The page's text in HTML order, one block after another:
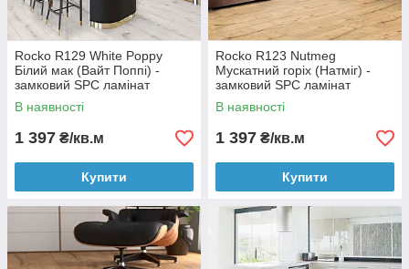
Rocko R129 White Poppy
Білий мак (Вайт Поппі) -
замковий SPC ламінат
В наявності
1 397 ₴/кв.м
Купити
Rocko R123 Nutmeg
Мускатний горіх (Натміг) -
замковий SPC ламінат
В наявності
1 397 ₴/кв.м
Купити